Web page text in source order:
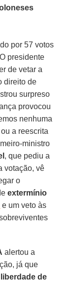
por 57 votos
presidente
de vetar a
direito de
surpreso
provocou
nenhuma
a reescrita
ministro
, que pediu a
votação, vê
o
extermínio
e um veto às
alertou a
já que
liberdade de